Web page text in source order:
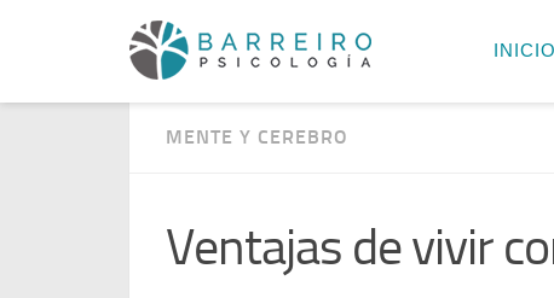
INICIO
MENTE Y CEREBRO
Ventajas de vivir